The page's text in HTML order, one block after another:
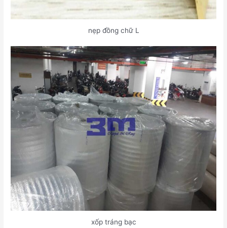
nẹp đồng chữ L
xốp tráng bạc